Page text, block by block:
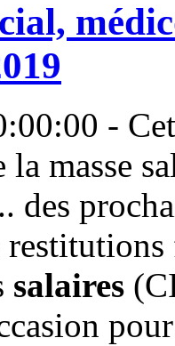
-
masse
des
salaires